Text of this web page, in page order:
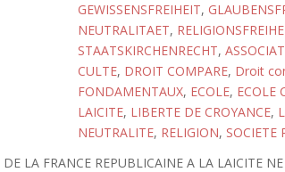
GEWISSENSFREIHEIT,
NEUTRALITAET,
STAATSKIRCHENRECHT,
CULTE, DROIT COMPARE, Droit
FONDAMENTAUX, ECOLE, ECOLE
LAICITE, LIBERTE DE CROYANCE,
NEUTRALITE, RELIGION, SOCIETE
LA FRANCE REPUBLICAINE A LA LAICITE